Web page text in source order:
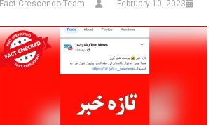
February 10, 2023
Fact Crescendo Team